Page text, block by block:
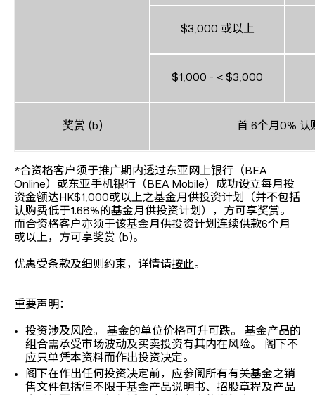
$3,000 或以上
$1,000 - < $3,000
奖赏 (b) 首 6个月0% 认
*合资格客户须于推广期内透过东亚网上银行（BEA
Online）或东亚手机银行（BEA Mobile）成功设立每月投
资金额达HK$1,000或以上之基金月供投资计划（并不包括
认购费低于1.68%的基金月供投资计划），方可享奖赏。
而合资格客户亦须于该基金月供投资计划连续供款6个月
或以上，方可享奖赏 (b)。
优惠受条款及细则约束，详情请按此。
重要声明：
投资涉及风险。 基金的单位价格可升可跌。 基金产品的
组合需承受市场波动及买卖投资有其内在风险。 阁下不
应只单凭本资料而作出投资决定。
阁下在作出任何投资决定前，应参阅所有有关基金之销
售文件包括但不限于基金产品说明书、招股章程及产品